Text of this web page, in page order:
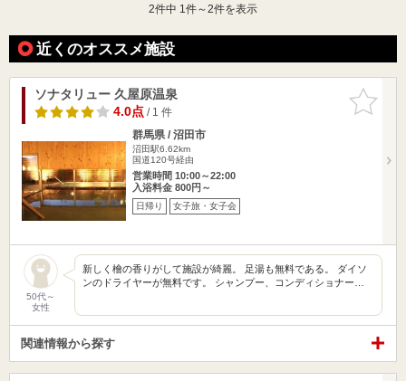
2件中 1件～2件を表示
近くのオススメ施設
お気に入
りに追加
ソナタリュー 久屋原温泉
4.0点/ 1 件
群馬県 / 沼田市
沼田駅6.62km
国道120号経由
営業時間 10:00～22:00
入浴料金 800円～
日帰り 女子旅・女子会
50代～
女性
新しく檜の香りがして施設が綺麗。 足湯も無料である。 ダイソ
ンのドライヤーが無料です。 シャンプー、コンディショナー…
関連情報から探す